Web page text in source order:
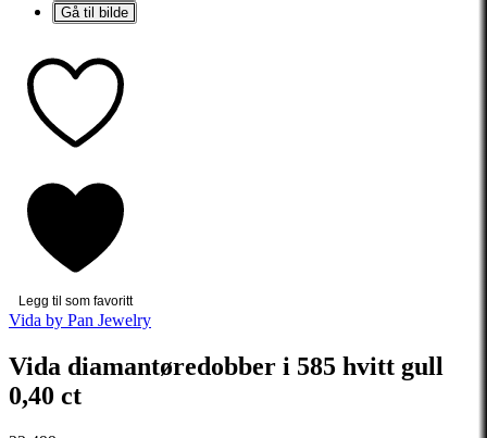
Gå til bilde
Legg til som favoritt
Vida by Pan Jewelry
Vida diamantøredobber i 585 hvitt gull
0,40 ct